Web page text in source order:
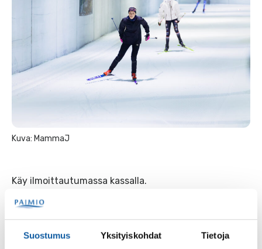
Suostumus Yksityiskohdat Tietoja
Kuva: MammaJ
Käy ilmoittautumassa kassalla.
Ota omat hiihtovälineet mukaan!